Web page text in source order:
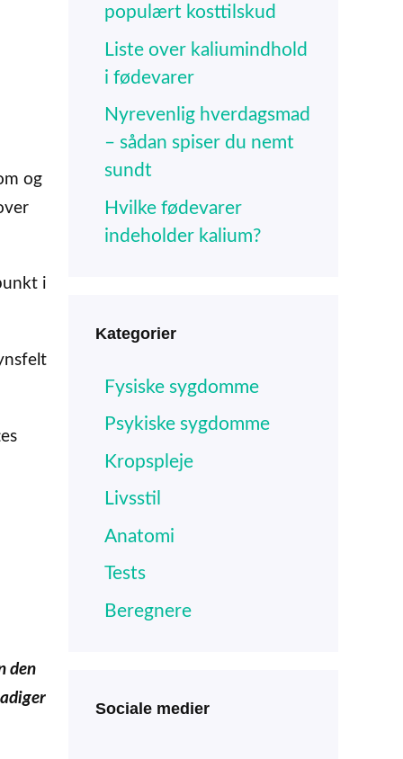
og
i
den
populært kosttilskud
Liste over kaliumindhold
i fødevarer
Nyrevenlig hverdagsmad
– sådan spiser du nemt
sundt
Hvilke fødevarer
indeholder kalium?
Kategorier
Fysiske sygdomme
Psykiske sygdomme
Kropspleje
Livsstil
Anatomi
Tests
Beregnere
Sociale medier